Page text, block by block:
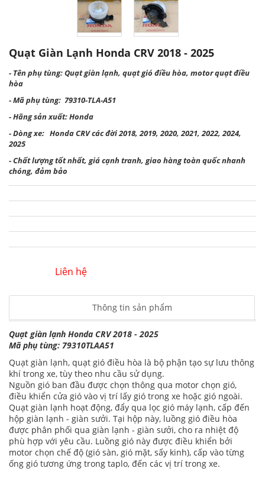
Quạt Giàn Lạnh Honda CRV 2018 - 2025
- Tên phụ tùng: Quạt giàn lạnh, quạt gió điều hòa, motor quạt điều
hòa
- Mã phụ tùng: 79310-TLA-A51
- Hãng sản xuất: Honda
- Dòng xe: Honda CRV các đời 2018, 2019, 2020, 2021, 2022, 2024,
2025
- Chất lượng tốt nhất, giá cạnh tranh, giao hàng toàn quốc nhanh
chóng, đảm bảo
Liên hệ
Thông tin sản phẩm
Quạt giàn lạnh Honda CRV 2018 - 2025
Mã phụ tùng: 79310TLAA51
Quạt giàn lạnh, quạt gió điều hòa là bộ phận tạo sự lưu thông
khí trong xe, tùy theo nhu cầu sử dụng.
Nguồn gió ban đầu được chọn thông qua motor chọn gió,
điều khiển cửa gió vào vị trí lấy gió trong xe hoặc gió ngoài.
Quạt giàn lạnh hoạt động, đẩy qua lọc gió máy lạnh, cấp đến
hộp giàn lạnh - giàn sưởi. Tại hộp này, luồng gió điều hòa
được phân phối qua giàn lạnh - giàn sưởi, cho ra nhiệt độ
phù hợp với yêu cầu. Luồng gió này được điều khiển bởi
motor chọn chế độ (gió sàn, gió mặt, sấy kinh), cấp vào từng
ống gió tương ứng trong taplo, đến các vị trí trong xe.